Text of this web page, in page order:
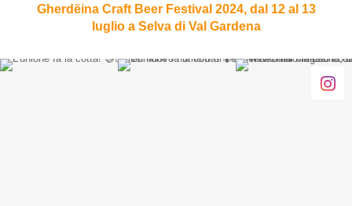
di
Val
Gherdëina Craft Beer Festival 2024, dal 12 al 13
luglio a Selva di Val Gardena